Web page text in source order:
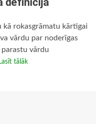
kā rokasgrāmatu kārtīgai
vārdu par noderīgas
vārdu
tālāk